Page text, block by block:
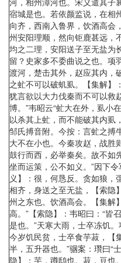
宿城是也。若依颜监说，在相
向齐，西南入鲁界，饮酒高会
州安阳理顺，然向钜鹿甚远，
均之二理，安阳送子至无盐为
留？史家多不委曲说之也。项
渡河，楚击其外，赵应其内，
之虻不可以破虮虱。【集解】
犹言欲以大力伐秦而不可以救
博。”韦昭云“虻大在外，虱小
以杀其上虻，而不能破其内虱
邹氏搏音附。今按：言虻之搏
大不在小也。今秦攻赵，战胜
鼓行而西，必举秦矣。故不如
坐而运策，公不如义。”因下
义】：很，何恳反。贪如狼，
相齐，身送之至无盐，【索隐
州之东也。饮酒高会。【集解
高。”【索隐】：韦昭曰：“皆
是也。”天寒大雨，士卒冻饥。
今岁饥民贫，士卒食芋菽，【
半，五升器也。”骃案：瓚曰“
隐】：芋，蹲鸱也。菽，豆也